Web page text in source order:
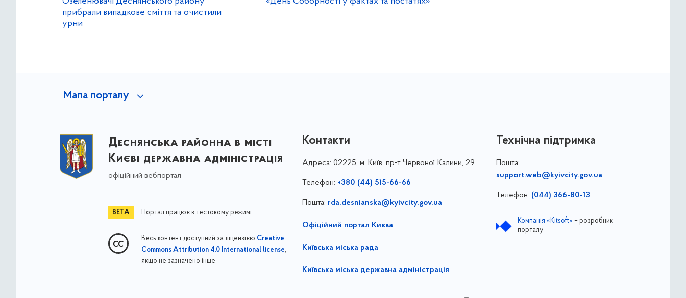
прибрали випадкове сміття та очистили
урни
Мапа порталу
Деснянська районна в місті
Києві державна адміністрація
офіційний вебпортал
Портал працює в тестовому режимі
Весь контент доступний за ліцензією Creative
Commons Attribution 4.0 International license,
якщо не зазначено інше
Контакти
Адреса: 02225, м. Київ, пр-т Червоної Калини, 29
Телефон: +380 (44) 515-66-66
Пошта: rda.desnianska@kyivcity.gov.ua
Офіційний портал Києва
Київська міська рада
Київська міська державна адміністрація
Технічна підтримка
Пошта:
support.web@kyivcity.gov.ua
Телефон: (044) 366-80-13
Компанія «Kitsoft» – розробник
порталу